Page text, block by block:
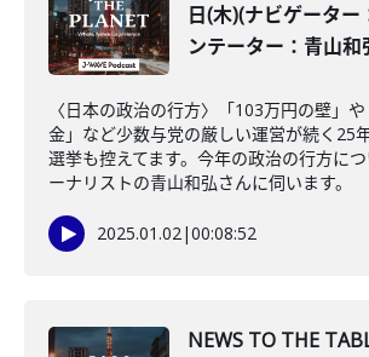
日(木)(ナビゲータ
ンテーター：青山和
〈日本の政治の行方〉「103万円の壁」
金」など少数与党の厳しい運営が続く25
選挙も控えてます。今年の政治の行方に
ーナリストの青山和弘さんに伺います。
2025.01.02|00:08:52
NEWS TO THE